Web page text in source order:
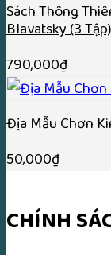
Sách Thông
Blavatsky (3 Tập)
790,000₫
Địa Mẫu Chơn
50,000₫
CHÍNH